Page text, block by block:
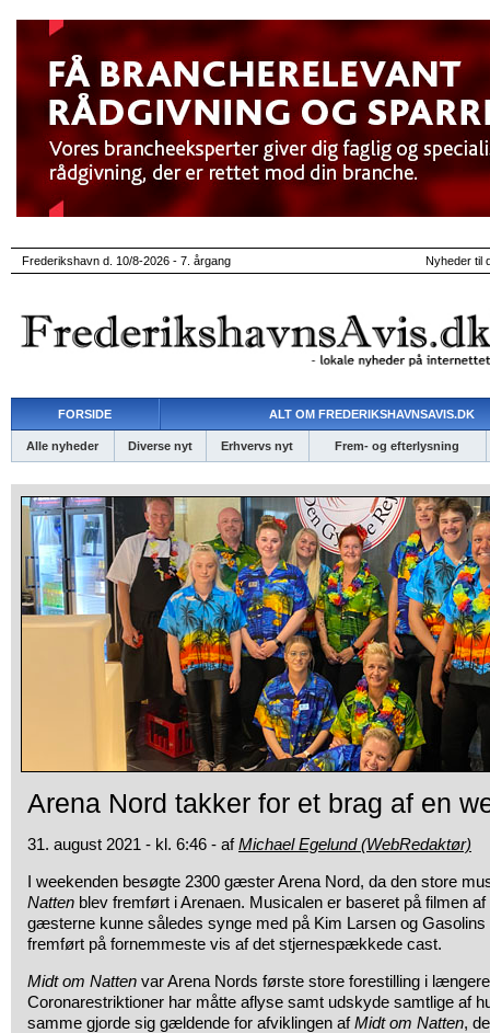
Frederikshavn d. 10/8-2026 - 7. årgang Nyheder til
FORSIDE ALT OM FREDERIKSHAVNSAVIS.DK
Alle nyheder Diverse nyt Erhvervs nyt Frem- og efterlysning
Arena Nord takker for et brag af en
31. august 2021 - kl. 6:46 - afMichael Egelund (WebRedaktør)
I weekenden besøgte 2300 gæster Arena Nord, da den store
Natten blev fremført i Arenaen. Musicalen er baseret på filmen
gæsterne kunne således synge med på Kim Larsen og
fremført på fornemmeste vis af det stjernespækkede cast.
Midt om Natten var Arena Nords første store forestilling i
Coronarestriktioner har måtte aflyse samt udskyde samtlige af
samme gjorde sig gældende for afviklingen afMidt om Natten,